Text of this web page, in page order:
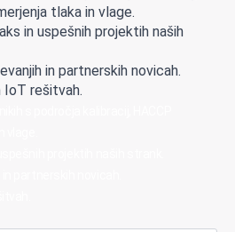
tlaka in vlage.
in uspešnih projektih naših
in partnerskih novicah.
IoT rešitvah.